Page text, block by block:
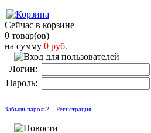
Сейчас в корзине
0 товар(ов)
на сумму 0 руб.
Логин:
Пароль:
Забыли пароль? Регистрация